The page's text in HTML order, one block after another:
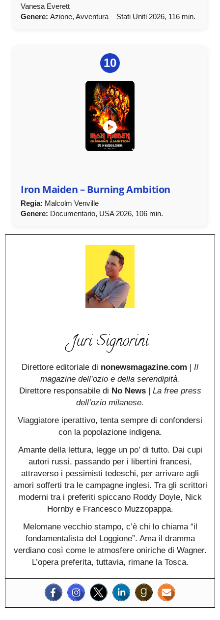
Vanesa Everett
Genere: Azione, Avventura – Stati Uniti 2026, 116 min.
10
Iron Maiden – Burning Ambition
Regia: Malcolm Venville
Genere: Documentario, USA 2026, 106 min.
Juri Signorini
Direttore editoriale di nonewsmagazine.com | Il
magazine dell’ozio e della serendipità.
Direttore responsabile di No News| La free press
dell’ozio milanese.
Viaggiatore iperattivo, tenta sempre di confondersi
con la popolazione indigena.
Amante della lettura, legge un po’ di tutto. Dai cupi
autori russi, passando per i libertini francesi,
attraverso i pessimisti tedeschi, per arrivare agli
amori sofferti tra le campagne inglesi. Tra gli scrittori
moderni tra i preferiti spiccano Roddy Doyle, Nick
Hornby e Francesco Muzzopappa.
Melomane vecchio stampo, c’è chi lo chiama “il
fondamentalista del Loggione”. Ama il dramma
verdiano così come le atmosfere oniriche di Wagner.
L’opera preferita, tuttavia, rimane la Tosca.